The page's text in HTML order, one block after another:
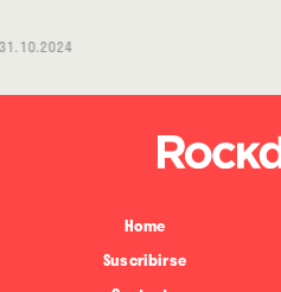
Home
Suscribirse